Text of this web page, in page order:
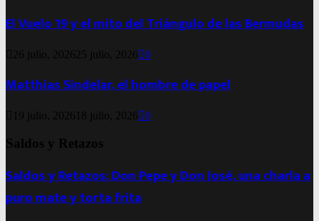
El Vuelo 19 y el mito del Triángulo de las Bermudas
26 julio, 2026 25 julio, 2026 0
Matthias Sindelar, el hombre de papel
19 julio, 2026 18 julio, 2026 0
Saldos y Retazos
Saldos y Retazos: Don Pepe y Don José, una charla a
puro mate y torta frita